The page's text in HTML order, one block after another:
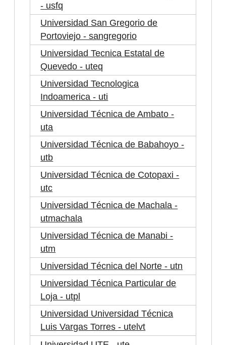
- usfq
Universidad San Gregorio de
Portoviejo - sangregorio
Universidad Tecnica Estatal de
Quevedo - uteq
Universidad Tecnologica
Indoamerica - uti
Universidad Técnica de Ambato -
uta
Universidad Técnica de Babahoyo -
utb
Universidad Técnica de Cotopaxi -
utc
Universidad Técnica de Machala -
utmachala
Universidad Técnica de Manabi -
utm
Universidad Técnica del Norte - utn
Universidad Técnica Particular de
Loja - utpl
Universidad Universidad Técnica
Luis Vargas Torres - utelvt